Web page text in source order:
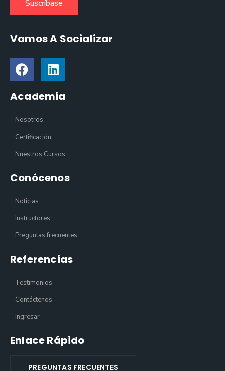
Suscríbase
Vamos A Socializar
Academia
Nosotros
Certificación
Nuestros Cursos
Conócenos
Noticias
Instructores
Preguntas frecuentes
Referencias
Testimonios
Contáctenos
Ingresar
Enlace Rápido
PREGUNTAS FRECUENTES